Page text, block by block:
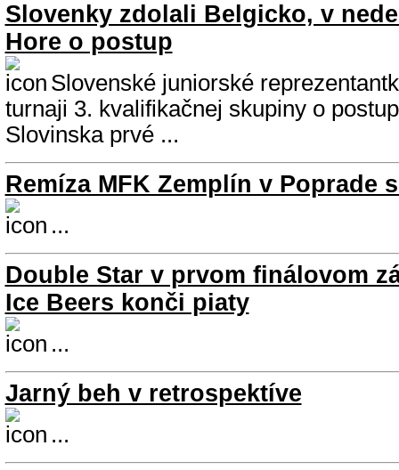
Slovenky zdolali Belgicko, v
Hore o postup
Slovenské juniorské
turnaji 3. kvalifikačnej skupiny o
Slovinska prvé ...
Remíza MFK Zemplín v Poprade
...
Double Star v prvom finálovom
Ice Beers konči piaty
...
Jarný beh v retrospektíve
...